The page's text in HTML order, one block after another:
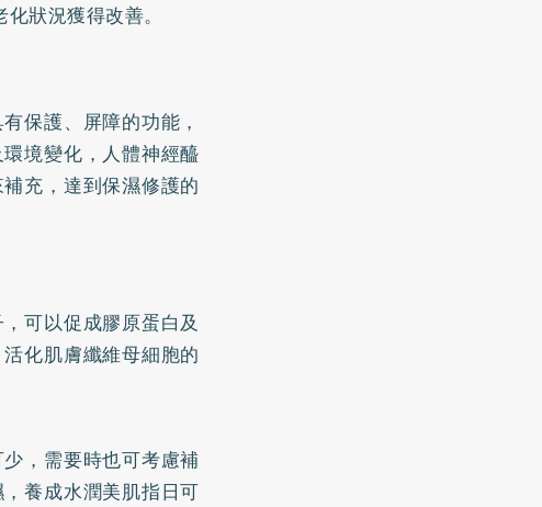
狀況獲得改善。
保護、屏障的功能，
境變化，人體神經醯
充，達到保濕修護的
可以促成膠原蛋白及
化肌膚纖維母細胞的
，需要時也可考慮補
養成水潤美肌指日可